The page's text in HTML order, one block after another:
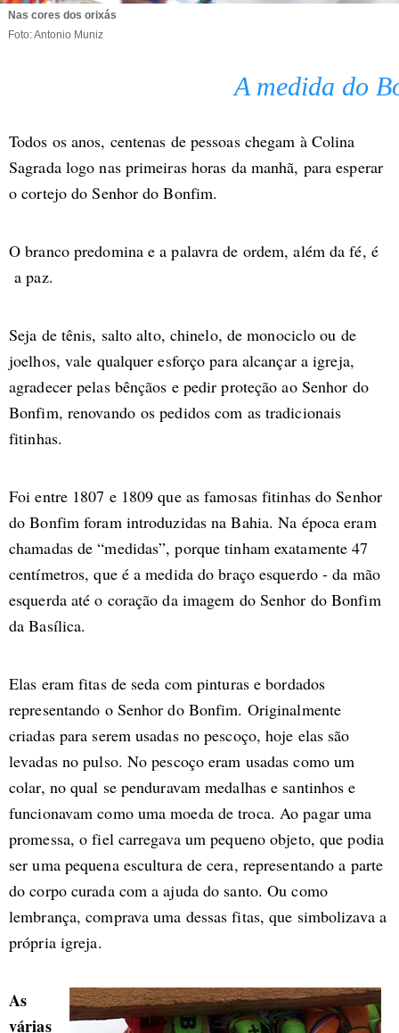
Nas cores dos orixás
Foto: Antonio Muniz
A medida do
Todos os anos, centenas de pessoas chegam à Colina
Sagrada logo nas primeiras horas da manhã, para esperar
o cortejo do Senhor do Bonfim.
O branco predomina e a palavra de ordem, além da fé, é
a paz.
Seja de tênis, salto alto, chinelo, de monociclo ou de
joelhos, vale qualquer esforço para alcançar a igreja,
agradecer pelas bênçãos e pedir proteção ao Senhor do
Bonfim, renovando os pedidos com as tradicionais
fitinhas.
Foi entre 1807 e 1809 que as famosas fitinhas do Senhor
do Bonfim foram introduzidas na Bahia. Na época eram
chamadas de “medidas”, porque tinham exatamente 47
centímetros, que é a medida do braço esquerdo - da mão
esquerda até o coração da imagem do Senhor do Bonfim
da Basílica.
Elas eram fitas de seda com pinturas e bordados
representando o Senhor do Bonfim. Originalmente
criadas para serem usadas no pescoço, hoje elas são
levadas no pulso. No pescoço eram usadas como um
colar, no qual se penduravam medalhas e santinhos e
funcionavam como uma moeda de troca. Ao pagar uma
promessa, o fiel carregava um pequeno objeto, que podia
ser uma pequena escultura de cera, representando a parte
do corpo curada com a ajuda do santo. Ou como
lembrança, comprava uma dessas fitas, que simbolizava a
própria igreja.
As
várias